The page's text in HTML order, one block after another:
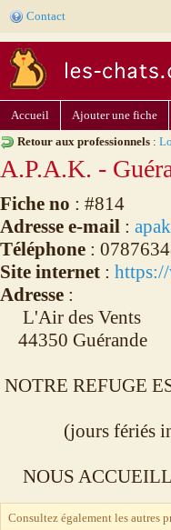
Contact
Accueil Ajouter une fiche
Retour aux professionnels :
A.P.A.K. -
Fiche no : #814
Adresse e-mail :
Téléphone :
Site internet :
Adresse :
L'Air des Vents
44350 Guérande
NOTRE REFUGE
(jours fériés
NOUS
Consultez également les autres